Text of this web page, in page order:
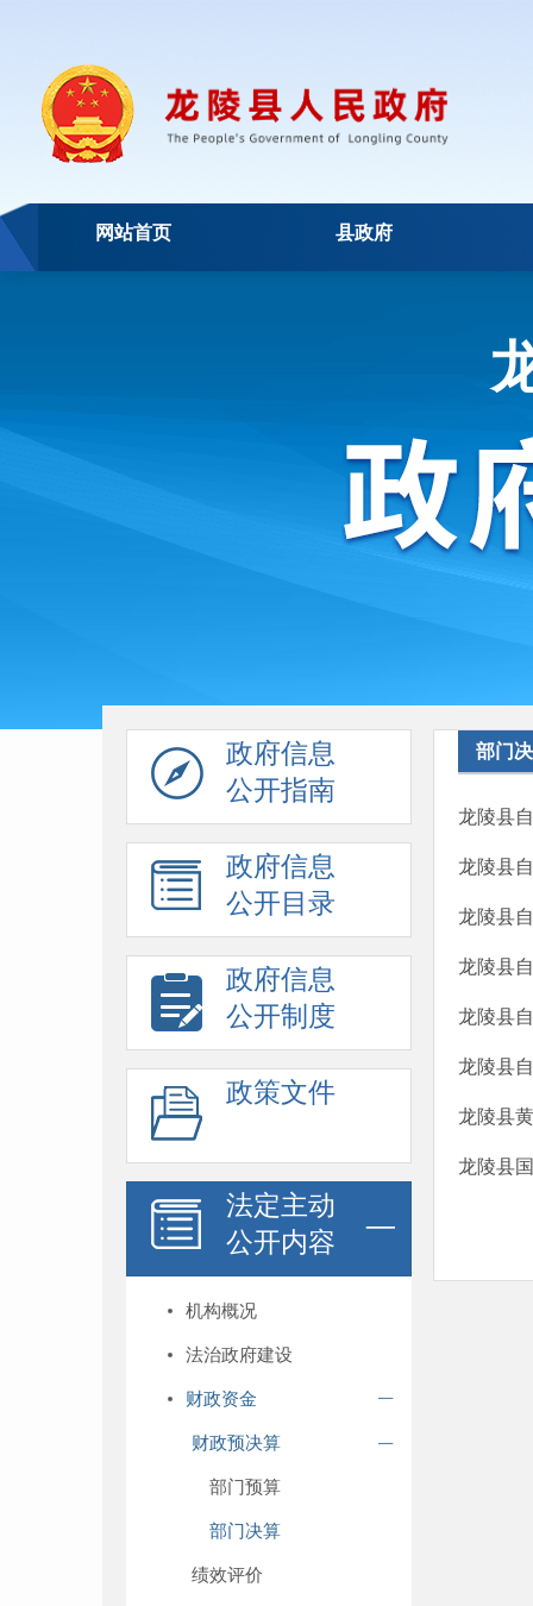
网站首页 县政府
政府信息
公开指南
政府信息
公开目录
政府信息
公开制度
政策文件
法定主动
公开内容
机构概况
法治政府建设
财政资金
财政预决算
部门预算
部门决算
绩效评价
部门
龙陵县
龙陵县
龙陵县
龙陵县
龙陵县
龙陵县
龙陵县
龙陵县